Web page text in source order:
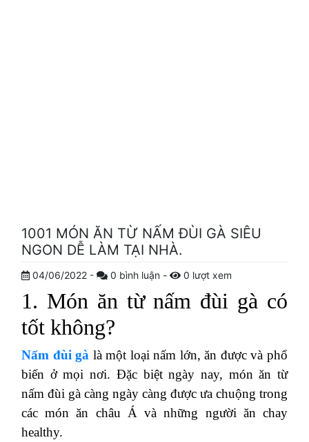
1001 MÓN ĂN TỪ NẤM ĐÙI GÀ SIÊU
NGON DỄ LÀM TẠI NHÀ.
04/06/2022 - 0 bình luận - 0 lượt xem
1. Món ăn từ nấm đùi gà có
tốt không?
Nấm đùi gà là một loại nấm lớn, ăn được và phổ
biến ở mọi nơi. Đặc biệt ngày nay, món ăn từ
nấm đùi gà càng ngày càng được ưa chuộng trong
các món ăn châu Á và những người ăn chay
healthy.